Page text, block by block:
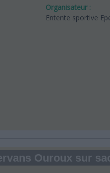
Organisateur :
Entente sportive
Ouroux sur